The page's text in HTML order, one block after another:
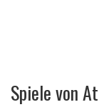
Spiele von